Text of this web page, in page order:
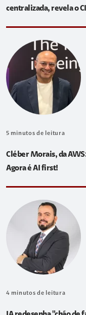
centralizada, revela o
5 minutos de leitura
Cléber Morais, da
Agora é AI first!
4 minutos de leitura